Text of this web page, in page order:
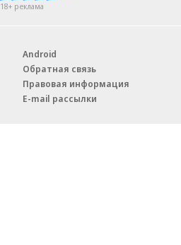
18+ реклама
Android
Обратная связь
Правовая информация
E-mail рассылки